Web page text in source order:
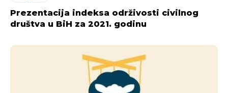
Prezentacija indeksa održivosti civilnog
društva u BiH za 2021. godinu